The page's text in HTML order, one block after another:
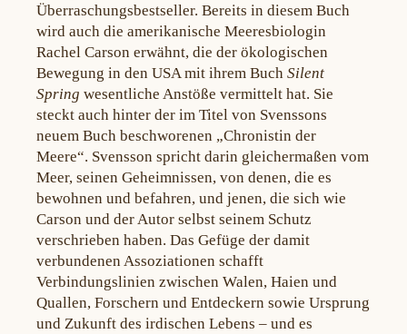
Überraschungsbestseller. Bereits in diesem Buch
wird auch die amerikanische Meeresbiologin
Rachel Carson erwähnt, die der ökologischen
Bewegung in den USA mit ihrem Buch Silent
Spring wesentliche Anstöße vermittelt hat. Sie
steckt auch hinter der im Titel von Svenssons
neuem Buch beschworenen „Chronistin der
Meere“. Svensson spricht darin gleichermaßen vom
Meer, seinen Geheimnissen, von denen, die es
bewohnen und befahren, und jenen, die sich wie
Carson und der Autor selbst seinem Schutz
verschrieben haben. Das Gefüge der damit
verbundenen Assoziationen schafft
Verbindungslinien zwischen Walen, Haien und
Quallen, Forschern und Entdeckern sowie Ursprung
und Zukunft des irdischen Lebens – und es